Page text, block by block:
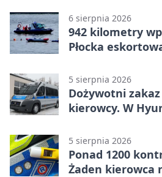
6 sierpnia 2026
942 kilometry
Płocka
5 sierpnia 2026
Dożywotni
kierowcy. W
5 sierpnia 2026
Ponad 1200
Żaden kierowca